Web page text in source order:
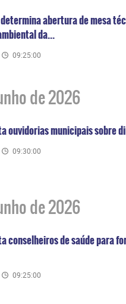
abertura de mesa
da...
09:25:00
de 2026
ouvidorias municipais sobre
09:30:00
de 2026
conselheiros de saúde para
09:25:00